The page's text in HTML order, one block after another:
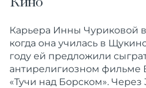
Кино
Карьера Инны Чуриковой
когда она училась в
году ей предложили
антирелигиозном фильме
«Тучи над Борском». Через